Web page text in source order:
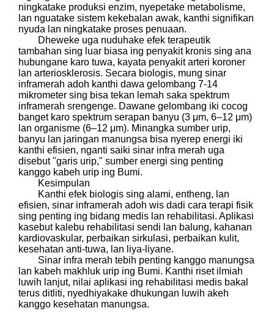
ningkatake produksi enzim, nyepetake metabolisme,
lan nguatake sistem kekebalan awak, kanthi signifikan
nyuda lan ningkatake proses penuaan.
Dheweke uga nuduhake efek terapeutik
tambahan sing luar biasa ing penyakit kronis sing ana
hubungane karo tuwa, kayata penyakit arteri koroner
lan arteriosklerosis. Secara biologis, mung sinar
inframerah adoh kanthi dawa gelombang 7-14
mikrometer sing bisa tekan lemah saka spektrum
inframerah srengenge. Dawane gelombang iki cocog
banget karo spektrum serapan banyu (3 μm, 6–12 μm)
lan organisme (6–12 μm). Minangka sumber urip,
banyu lan jaringan manungsa bisa nyerep energi iki
kanthi efisien, nganti saiki sinar infra merah uga
disebut "garis urip," sumber energi sing penting
kanggo kabeh urip ing Bumi.
Kesimpulan
Kanthi efek biologis sing alami, entheng, lan
efisien, sinar inframerah adoh wis dadi cara terapi fisik
sing penting ing bidang medis lan rehabilitasi. Aplikasi
kasebut kalebu rehabilitasi sendi lan balung, kahanan
kardiovaskular, perbaikan sirkulasi, perbaikan kulit,
kesehatan anti-tuwa, lan liya-liyane.
Sinar infra merah tebih penting kanggo manungsa
lan kabeh makhluk urip ing Bumi. Kanthi riset ilmiah
luwih lanjut, nilai aplikasi ing rehabilitasi medis bakal
terus ditliti, nyedhiyakake dhukungan luwih akeh
kanggo kesehatan manungsa.